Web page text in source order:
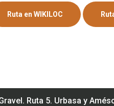
Ruta en WIKILOC